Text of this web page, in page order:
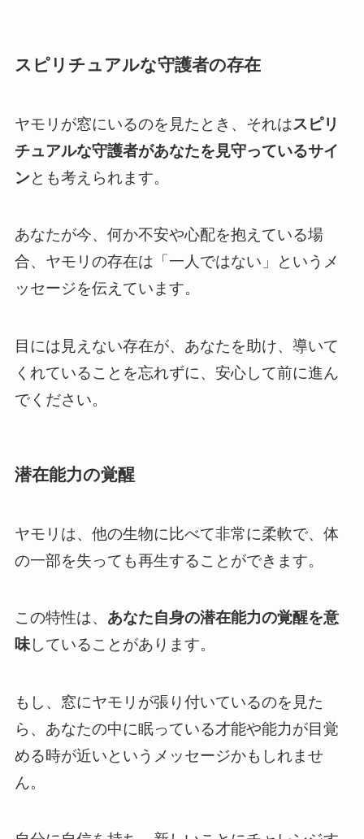
スピリチュアルな守護者の存在
ヤモリが窓にいるのを見たとき、それはスピリ
チュアルな守護者があなたを見守っているサイ
ンとも考えられます。
あなたが今、何か不安や心配を抱えている場
合、ヤモリの存在は「一人ではない」というメ
ッセージを伝えています。
目には見えない存在が、あなたを助け、導いて
くれていることを忘れずに、安心して前に進ん
でください。
潜在能力の覚醒
ヤモリは、他の生物に比べて非常に柔軟で、体
の一部を失っても再生することができます。
この特性は、 あなた自身の潜在能力の覚醒を意
味していることがあります。
もし、窓にヤモリが張り付いているのを見た
ら、あなたの中に眠っている才能や能力が目覚
める時が近いというメッセージかもしれませ
ん。